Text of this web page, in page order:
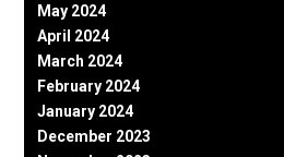
May 2024
April 2024
March 2024
February 2024
January 2024
December 2023